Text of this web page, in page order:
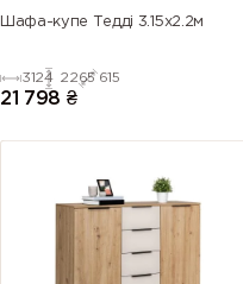
Шафа-купе Тедді 3.15х2.2м
3124 2265 615
21 798 ₴